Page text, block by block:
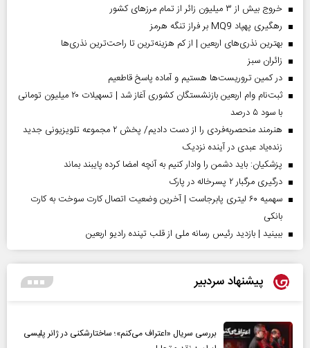
خروج بیش از ۳ میلیون زائر از تمام مرز‌های کشور
رهگیری پهپاد MQ9 بر فراز تنگه هرمز
بهترین نذری‌های اربعین | از کم هزینه‌ترین تا راحت‌ترین نذری‌ها
‌زائران سبز
در کمین تروریست‌ها هستیم و آماده پاسخ قاطعیم
ثبت‌نام وام اربعین بازنشستگان کشوری آغاز شد | تسهیلات ۲۰ میلیون تومانی
با سود ۵ درصد
هنرمند منحصر‌به‌فردی را از دست دادیم/ پخش ۲ مجموعه تلویزیونی جدید
زنده‌یاد عبدی در آینده نزدیک
پزشکیان: باید دشمن را وادار کنیم به آنچه امضا کرده پایبند بماند
درگیری مرگبار ۲ پسرخاله در پارک
سهمیه ۶۰ لیتری پابرجاست | آخرین وضعیت اتصال کارت سوخت به کارت
بانکی
ببینید | بازدید رئیس رسانه ملی از قلب تپنده رادیو اربعین
پیشنهاد سردبیر
بررسی سریال «اعتراف می‌کنم»؛ ساختارشکنی در ژانر پلیسی